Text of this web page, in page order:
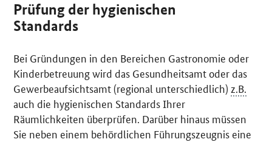
Prüfung der hygienischen
Standards
Bei Gründungen in den Bereichen Gastronomie oder
Kinderbetreuung wird das Gesundheitsamt oder das
Gewerbeaufsichtsamt (regional unterschiedlich) z.B.
auch die hygienischen Standards Ihrer
Räumlichkeiten überprüfen. Darüber hinaus müssen
Sie neben einem behördlichen Führungszeugnis eine